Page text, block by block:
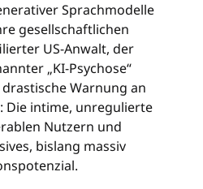
Sprachmodelle
gesellschaftlichen
US-Anwalt, der
„KI-Psychose“
Warnung an
Die intime, unregulierte
Nutzern und
bislang massiv